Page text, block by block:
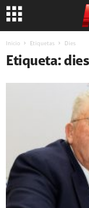
Inicio Etiquetas Dies
Etiqueta: dies